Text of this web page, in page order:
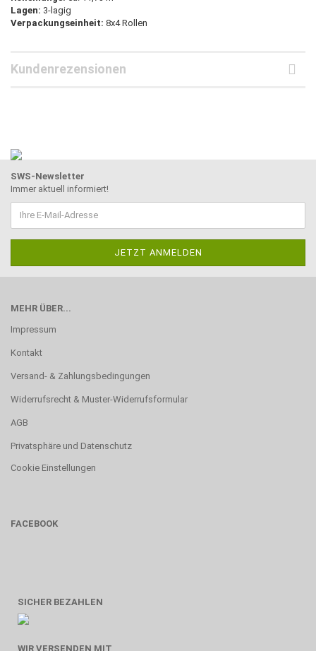
Lagen: 3-lagig
Verpackungseinheit: 8x4 Rollen
Kundenrezensionen
SWS-Newsletter
Immer aktuell informiert!
MEHR ÜBER...
Impressum
Kontakt
Versand- & Zahlungsbedingungen
Widerrufsrecht & Muster-Widerrufsformular
AGB
Privatsphäre und Datenschutz
Cookie Einstellungen
FACEBOOK
SICHER BEZAHLEN
WIR VERSENDEN MIT